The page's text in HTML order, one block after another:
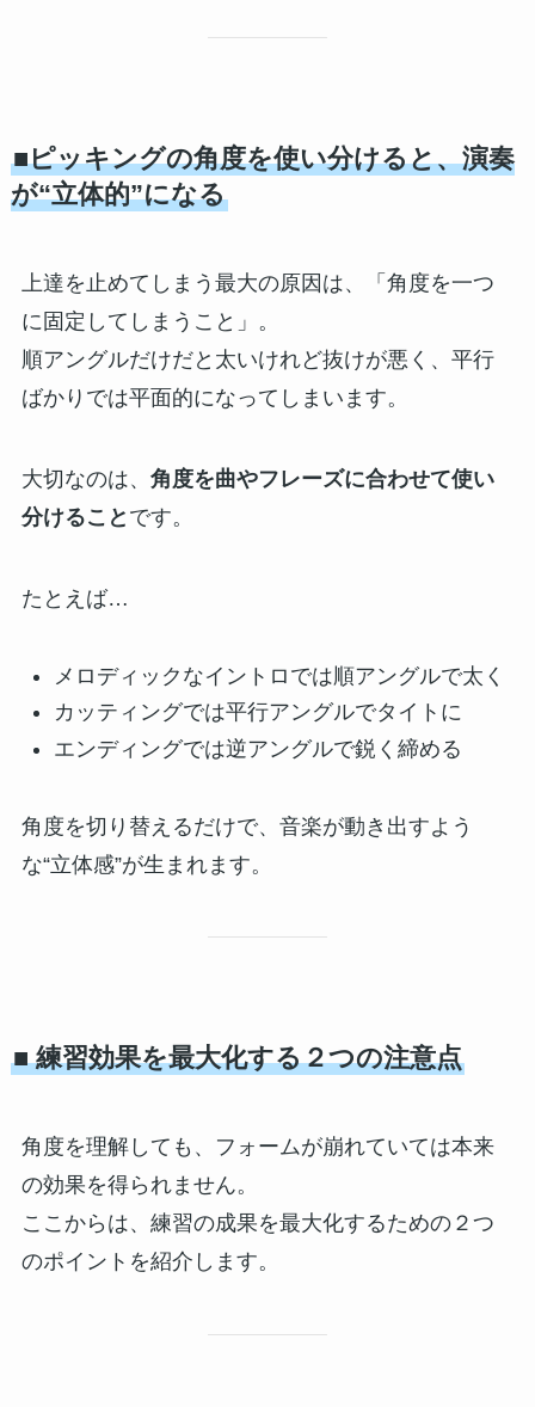
■ピッキングの角度を使い分けると、演奏
が“立体的”になる
上達を止めてしまう最大の原因は、「角度を一つ
に固定してしまうこと」。
順アングルだけだと太いけれど抜けが悪く、平行
ばかりでは平面的になってしまいます。
大切なのは、 角度を曲やフレーズに合わせて使い
分けること です。
たとえば…
メロディックなイントロでは順アングルで太く
カッティングでは平行アングルでタイトに
エンディングでは逆アングルで鋭く締める
角度を切り替えるだけで、音楽が動き出すよう
な“立体感”が生まれます。
■ 練習効果を最大化する２つの注意点
角度を理解しても、フォームが崩れていては本来
の効果を得られません。
ここからは、練習の成果を最大化するための２つ
のポイントを紹介します。